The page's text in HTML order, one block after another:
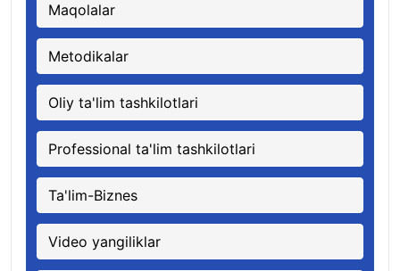
Maqolalar
Metodikalar
Oliy ta'lim tashkilotlari
Professional ta'lim tashkilotlari
Ta'lim-Biznes
Video yangiliklar